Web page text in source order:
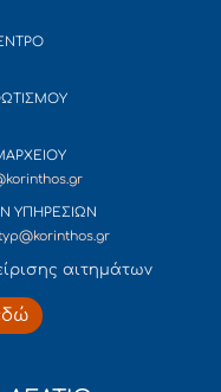
ΥΠΗΡΕΣΙΩΝ
αιτημάτων